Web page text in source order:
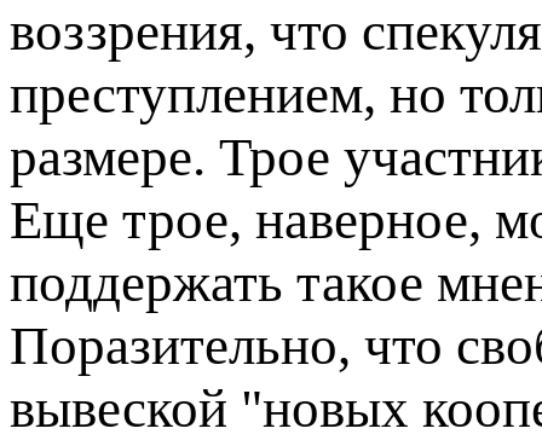
воззрения, что
преступлением, но
размере. Трое
Еще трое, наверное,
поддержать такое
Поразительно, что
вывеской "новых